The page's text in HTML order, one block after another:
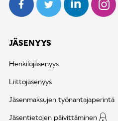
JÄSENYYS
Henkilöjäsenyys
Liittojäsenyys
Jäsenmaksujen työnantajaperintä
Jäsentietojen päivittäminen